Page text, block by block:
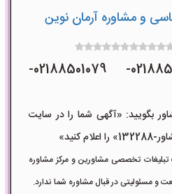
و مشاوره آرمان نوین
02188500457- 02188501079-
بگویید: «آگهی شما را در سایت
کنید»
تخصصی مشاورین و مرکز مشاوره
مسئولیتی در قبال مشاوره شما ندارد.